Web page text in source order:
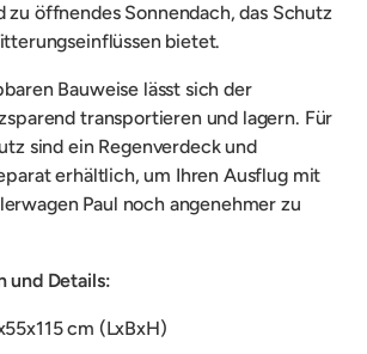
zu öffnendes Sonnendach, das Schutz
bietet.
Bauweise lässt sich der
transportieren und lagern. Für
sind ein Regenverdeck und
erhältlich, um Ihren Ausflug mit
Paul noch angenehmer zu
und Details:
cm (LxBxH)